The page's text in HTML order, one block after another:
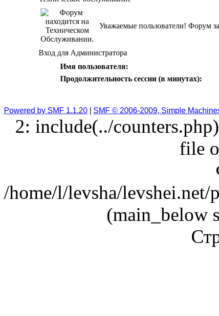
Уважаемые пользователи! Форум
Вход для Администратора
Имя пользователя:
Продолжительность сессии (в минутах):
Powered by SMF 1.1.20 SMF © 2006-2009, Simple
2: include(../
file
/home/l/levsha/
(main_below